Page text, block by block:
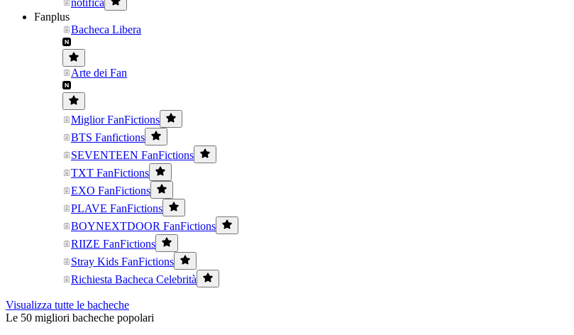
notifica
Fanplus
Bacheca Libera
Arte dei Fan
Miglior FanFictions
BTS Fanfictions
SEVENTEEN FanFictions
TXT FanFictions
EXO FanFictions
PLAVE FanFictions
BOYNEXTDOOR FanFictions
RIIZE FanFictions
Stray Kids FanFictions
Richiesta Bacheca Celebrità
Visualizza tutte le bacheche
Le 50 migliori bacheche popolari